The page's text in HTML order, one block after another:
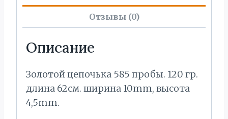
Отзывы (0)
Описание
Золотой цепочька 585 пробы. 120 гр.
длина 62см. ширина 10mm, высота
4,5mm.